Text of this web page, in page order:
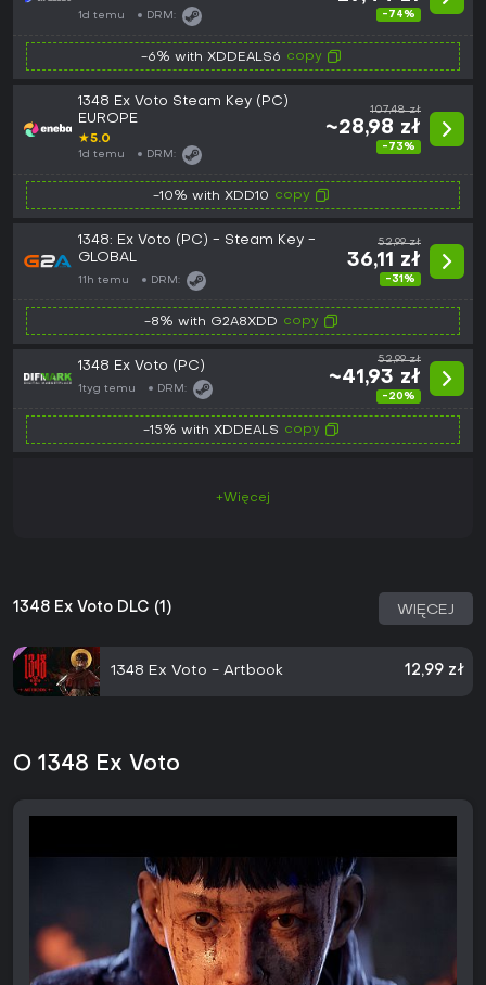
1d temu DRM: -74%
-6% with XDDEALS6 copy
1348 Ex Voto Steam Key (PC)
EUROPE
★5.0
1d temu DRM:
107,48 zł
~28,98 zł
-73%
-10% with XDD10 copy
1348: Ex Voto (PC) - Steam Key -
GLOBAL
11h temu DRM:
52,99 zł
36,11 zł
-31%
-8% with G2A8XDD copy
1348 Ex Voto (PC)
1tyg temu DRM:
52,99 zł
~41,93 zł
-20%
-15% with XDDEALS copy
+Więcej
1348 Ex Voto DLC (1) WIĘCEJ
1348 Ex Voto - Artbook 12,99 zł
O 1348 Ex Voto